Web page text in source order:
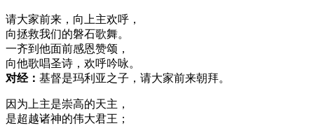
请大家前来，向上主欢呼，
向拯救我们的磐石歌舞。
一齐到他面前感恩赞颂，
向他歌唱圣诗，欢呼吟咏。
对经： 基督是玛利亚之子，请大家前来朝拜。
因为上主是崇高的天主，
是超越诸神的伟大君王；